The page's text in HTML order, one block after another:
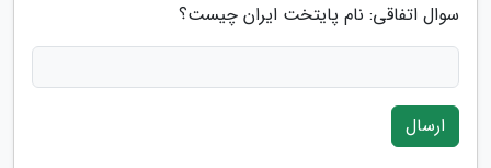
سوال اتفاقی: نام پایتخت ایران چیست؟
ارسال